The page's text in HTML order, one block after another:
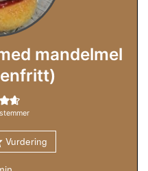
mandelmel
stemmer
Vurdering